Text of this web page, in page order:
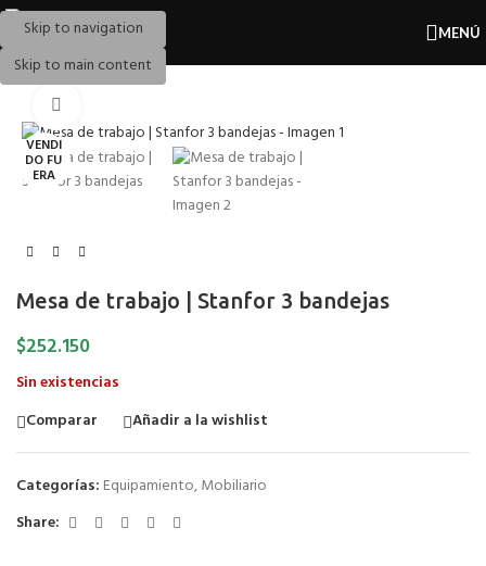
Skip to navigation
Skip to main content
MENÚ
VENDI
DO FU
ERA
Mesa de trabajo | Stanfor 3 bandejas
$252.150
Sin existencias
Comparar
Añadir a la wishlist
Categorías: Equipamiento,Mobiliario
Share: